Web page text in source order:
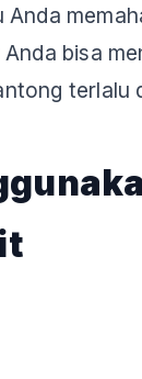
bisa
terlalu